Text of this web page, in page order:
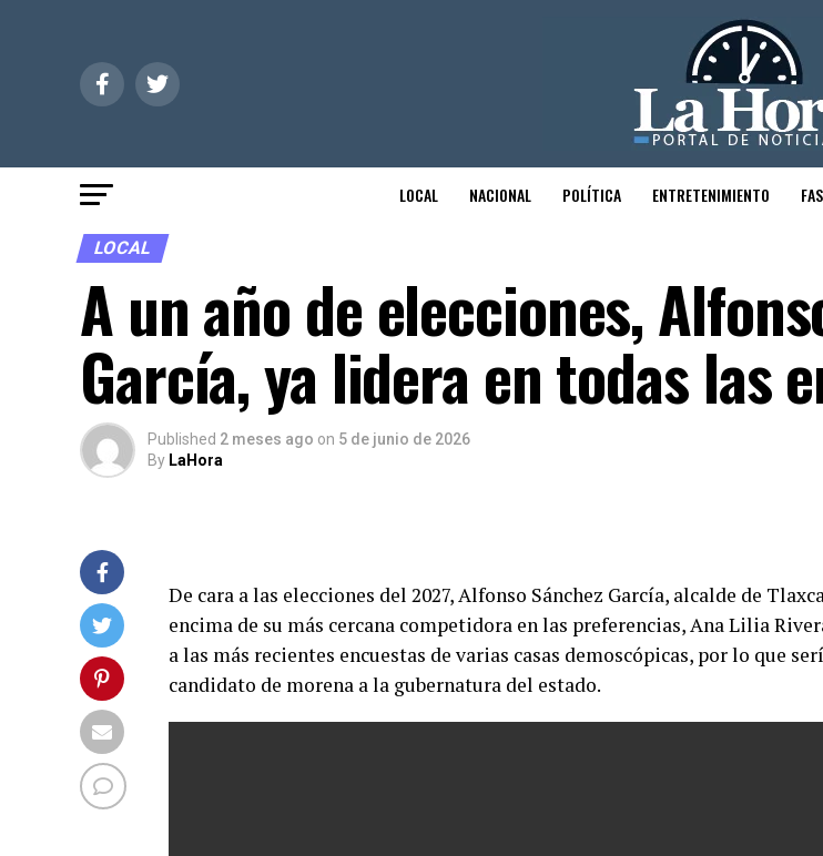
LOCAL NACIONAL POLÍTICA ENTRETENIMIENTO
LOCAL
A un año de elecciones,
García, ya lidera en todas las
Published 2 meses ago on 5 de junio de 2026
By LaHora
De cara a las elecciones del 2027, Alfonso Sánchez García, alcalde de
encima de su más cercana competidora en las preferencias, Ana Lilia
a las más recientes encuestas de varias casas demoscópicas, por lo que
candidato de morena a la gubernatura del estado.